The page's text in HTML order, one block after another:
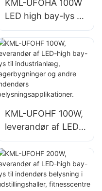
KML-UFOHA 100W
LED high bay-lys til
indendørs områder
såsom industrielle
fabriksbygninger
og lagerbygninger.
KML-UFOHF 100W,
leverandør af LED-
high bay-lys til
industrianlæg,
lagerbygninger og
andre indendørs